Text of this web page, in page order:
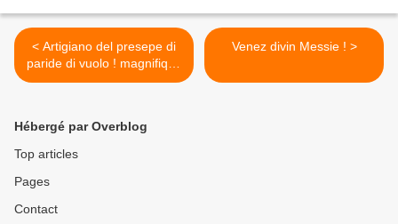
< Artigiano del presepe di
paride di vuolo ! magnifique
!
Venez divin Messie ! >
Hébergé par Overblog
Top articles
Pages
Contact